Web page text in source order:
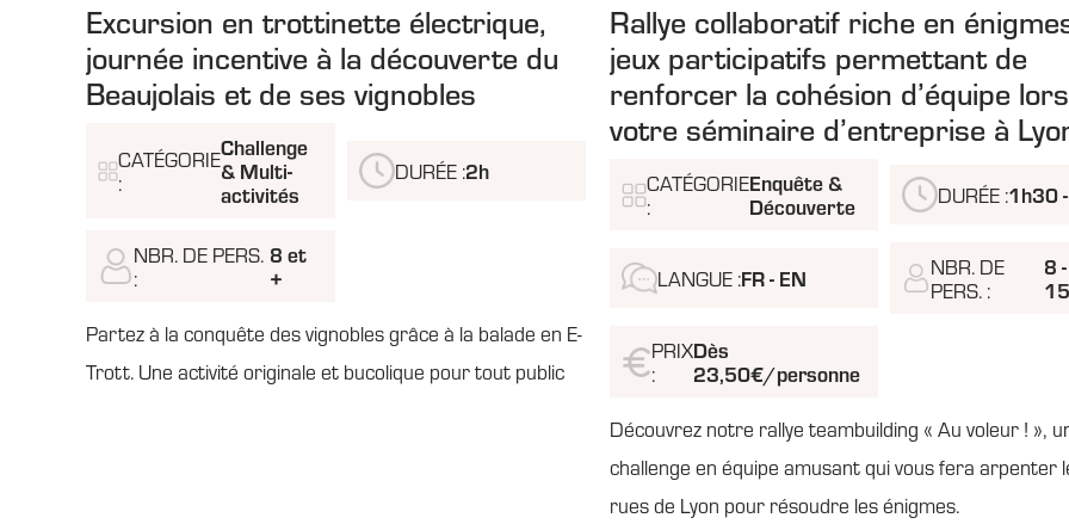
Excursion en trottinette électrique,
journée incentive à la découverte du
Beaujolais et de ses vignobles
CATÉGORIE
:
Challenge
& Multi-
activités
DURÉE :2h
NBR. DE PERS.
:
8 et
+
Partez à la conquête des vignobles grâce à la balade en E-
Trott. Une activité originale et bucolique pour tout public
Rallye collaboratif riche en
jeux participatifs permettant de
renforcer la cohésion d’équipe
votre séminaire d’entreprise à
CATÉGORIE
:
Enquête &
Découverte
DURÉE :1h30
LANGUE :FR - EN
NBR. DE
PERS. :
8 -
PRIX
:
Dès
23,50€/personne
Découvrez notre rallye teambuilding « Au voleur ! »,
challenge en équipe amusant qui vous fera arpenter
rues de Lyon pour résoudre les énigmes.